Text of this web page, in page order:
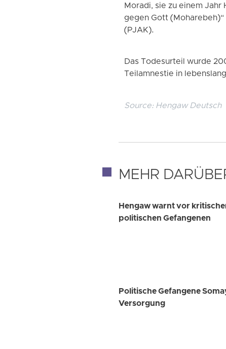
Moradi, sie zu einem Jahr
gegen Gott
(PJAK).
Das Todesurteil wurde
Teilamnestie in
Source: Hengaw Deutsch
MEHR
Hengaw warnt vor
politischen Gefangenen
Politische Gefangene
Versorgung